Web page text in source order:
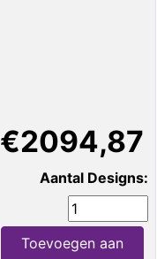
€2094,87
Aantal Designs:
Toevoegen aan